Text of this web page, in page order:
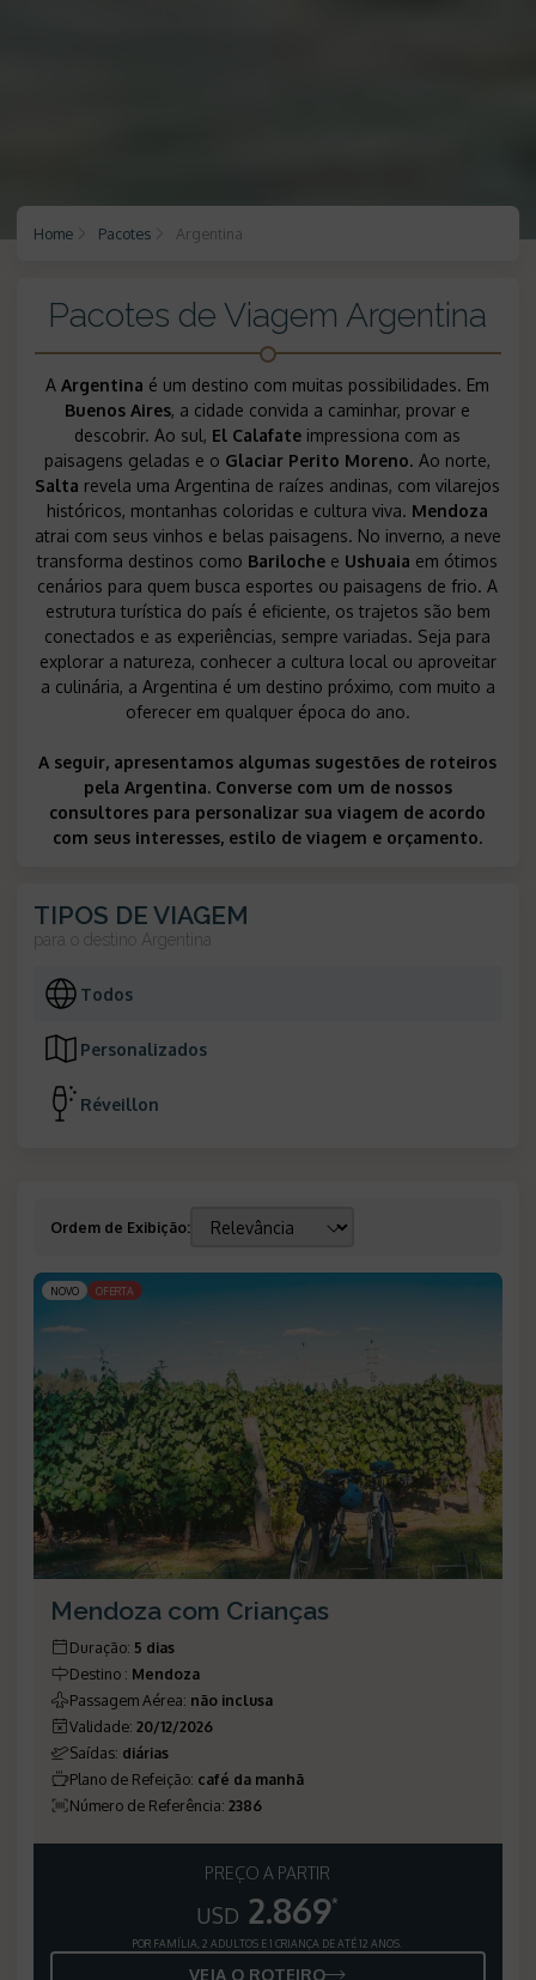
Home Pacotes Argentina
Pacotes de Viagem Argentina
AArgentina é um destino com muitas possibilidades. Em
Buenos Aires, a cidade convida a caminhar, provar e
descobrir. Ao sul, El Calafate impressiona com as
paisagens geladas e o Glaciar Perito Moreno. Ao norte,
Salta revela uma Argentina de raízes andinas, com vilarejos
históricos, montanhas coloridas e cultura viva. Mendoza
atrai com seus vinhos e belas paisagens. No inverno, a neve
transforma destinos como Bariloche e Ushuaia em ótimos
cenários para quem busca esportes ou paisagens de frio. A
estrutura turística do país é eficiente, os trajetos são bem
conectados e as experiências, sempre variadas. Seja para
explorar a natureza, conhecer a cultura local ou aproveitar
a culinária, a Argentina é um destino próximo, com muito a
oferecer em qualquer época do ano.
A seguir, apresentamos algumas sugestões de roteiros
pela Argentina. Converse com um de nossos
consultores para personalizar sua viagem de acordo
com seus interesses, estilo de viagem e orçamento.
TIPOS DE VIAGEM
para o destino Argentina
Todos
Personalizados
Réveillon
Ordem de Exibição:
NOVO OFERTA
Mendoza com Crianças
Duração: 5 dias
Destino : Mendoza
Passagem Aérea: não inclusa
Validade: 20/12/2026
Saídas: diárias
Plano de Refeição: café da manhã
Número de Referência: 2386
PREÇO A PARTIR
USD 2.869*
POR FAMÍLIA, 2 ADULTOS E 1 CRIANÇA DE ATÉ 12 ANOS.
VEJA O ROTEIRO